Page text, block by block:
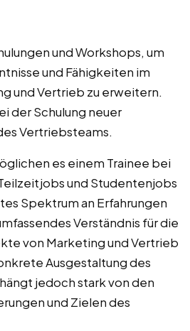
und Workshops, um
und Fähigkeiten im
und Vertrieb zu erweitern.
der Schulung neuer
Vertriebsteams.
es einem Trainee bei
und Studentenjobs
Spektrum an Erfahrungen
Verständnis für die
von Marketing und Vertrieb
Ausgestaltung des
jedoch stark von den
und Zielen des